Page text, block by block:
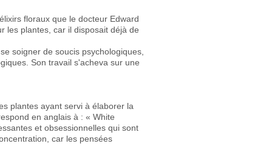
floraux que le docteur Edward
les plantes, car il disposait déjà de
soigner de soucis psychologiques,
Son travail s'acheva sur une
plantes ayant servi à élaborer la
en anglais à : « White
et obsessionnelles qui sont
car les pensées